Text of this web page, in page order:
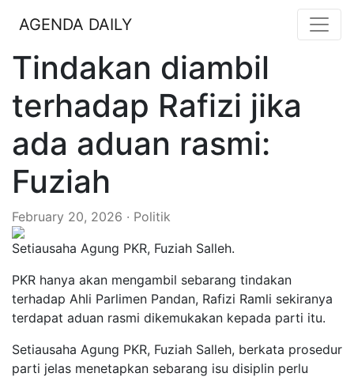
AGENDA DAILY
Tindakan diambil
terhadap Rafizi jika
ada aduan rasmi:
Fuziah
February 20, 2026 · Politik
Setiausaha Agung PKR, Fuziah Salleh.
PKR hanya akan mengambil sebarang tindakan
terhadap Ahli Parlimen Pandan, Rafizi Ramli sekiranya
terdapat aduan rasmi dikemukakan kepada parti itu.
Setiausaha Agung PKR, Fuziah Salleh, berkata prosedur
parti jelas menetapkan sebarang isu disiplin perlu